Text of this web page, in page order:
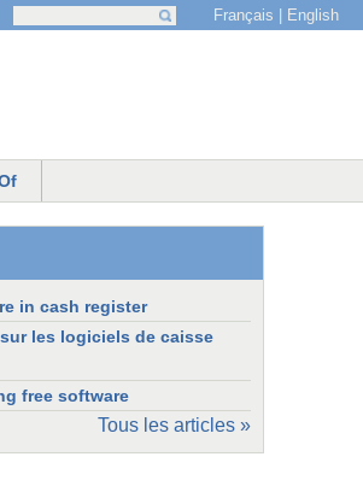
Formulaire de recherche
Français English
in cash register
les logiciels de caisse
free software
Tous les articles »